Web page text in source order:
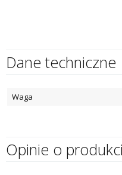
Dane techniczne
Waga
Opinie o